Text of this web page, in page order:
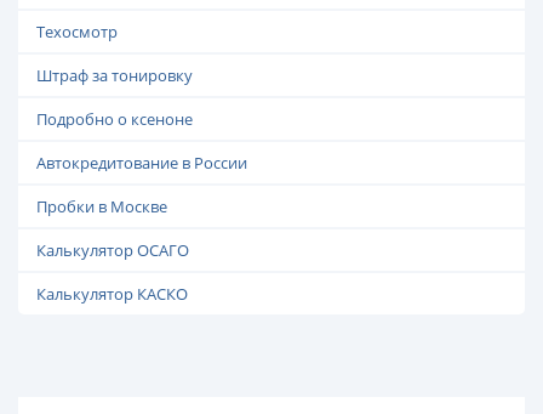
Техосмотр
Штраф за тонировку
Подробно о ксеноне
Автокредитование в России
Пробки в Москве
Калькулятор ОСАГО
Калькулятор КАСКО